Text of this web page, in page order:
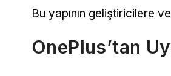
Bu yapının geliştiricilere
OnePlus’tan